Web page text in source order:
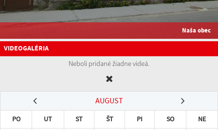
Naša obec
VIDEOGALÉRIA
Neboli pridané žiadne videá.
AUGUST
PO UT ST ŠT PI SO
NE